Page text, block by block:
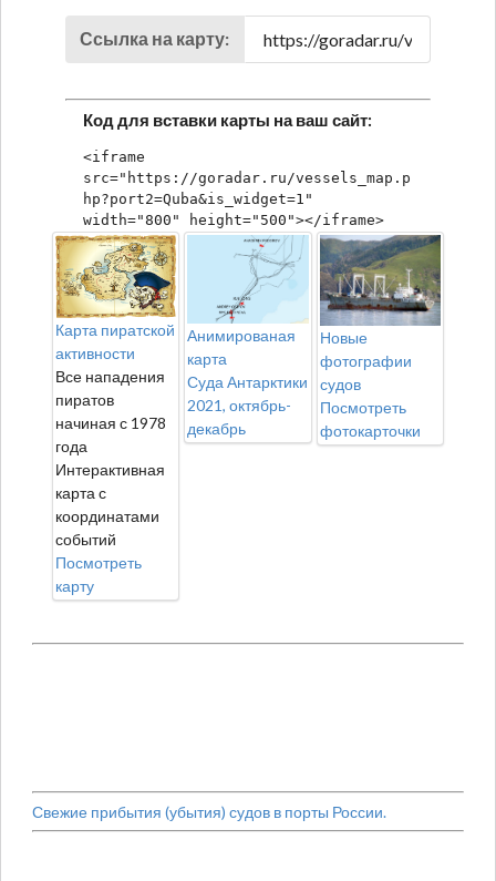
Ссылка на карту:
Код для вставки карты на ваш сайт:
<iframe
src="https://goradar.ru/vessels_map.p
hp?port2=Quba&is_widget=1"
width="800" height="500"></iframe>
Карта пиратской
активности
Все нападения
пиратов
начиная с 1978
года
Интерактивная
карта с
координатами
событий
Посмотреть
карту
Анимированая
карта
Суда Антарктики
2021, октябрь-
декабрь
Новые
фотографии
судов
Посмотреть
фотокарточки
Свежие прибытия (убытия) судов в порты России.